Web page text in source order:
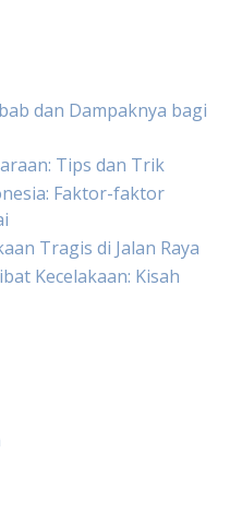
dan Dampaknya bagi
Tips dan Trik
Faktor-faktor
Tragis di Jalan Raya
Kecelakaan: Kisah